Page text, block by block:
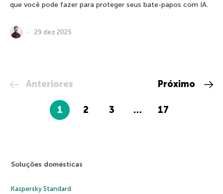
que você pode fazer para proteger seus bate-papos com IA.
29 dez 2025
Anteriores
1 2 3 … 17
Próximo
Soluções domésticas
Kaspersky Standard